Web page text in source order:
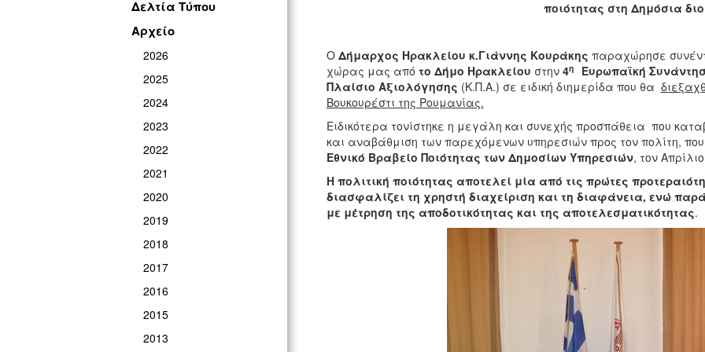
Δελτία Τύπου
Αρχείο
2026
2025
2024
2023
2022
2021
2020
2019
2018
2017
2016
2015
2013
ποιότητας στη Δημόσια
Ο Δήμαρχος Ηρακλείου κ.Γιάννης Κουράκης παραχώρησε
χώρας μας από το Δήμο Ηρακλείου στην 4η
Ευρωπαϊκή
Πλαίσιο Αξιολόγησης (Κ.Π.Α.) σε ειδική διημερίδα που θα
Βουκουρέστι της Ρουμανίας.
Ειδικότερα τονίστηκε η μεγάλη και συνεχής προσπάθεια που
και αναβάθμιση των παρεχόμενων υπηρεσιών προς τον πολίτη,
Εθνικό Βραβείο Ποιότητας των Δημοσίων Υπηρεσιών, τον
Η πολιτική ποιότητας αποτελεί μία από τις πρώτες
διασφαλίζει τη χρηστή διαχείριση και τη διαφάνεια, ενώ
με μέτρηση της αποδοτικότητας και της αποτελεσματικότητας.